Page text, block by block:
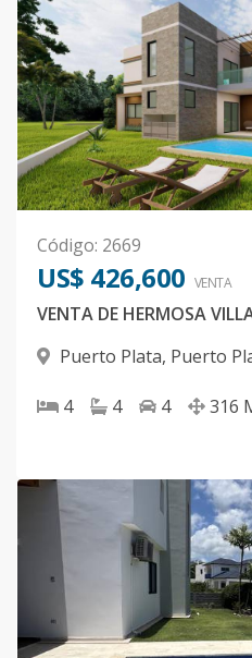
Código: 2669
US$ 426,600 VENTA
VENTA DE HERMOSA
Puerto Plata, Puerto
4 4 4 316